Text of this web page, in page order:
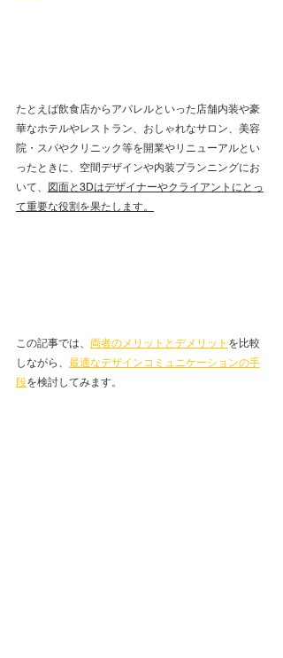
たとえば飲食店からアパレルといった店舗内装や豪
華なホテルやレストラン、おしゃれなサロン、美容
院・スパやクリニック等を開業やリニューアルとい
ったときに、空間デザインや内装プランニングにお
いて、
図面と3Dはデザイナーやクライアントにとっ
て重要な役割を果たします。
この記事では、 両者のメリットとデメリット を比較
しながら、 最適なデザインコミュニケーションの手
段を検討してみます。